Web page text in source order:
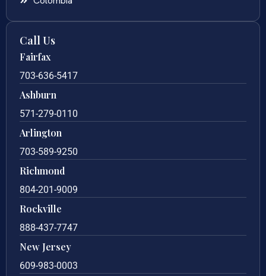
Call Us
Fairfax
703-636-5417
Ashburn
571-279-0110
Arlington
703-589-9250
Richmond
804-201-9009
Rockville
888-437-7747
New Jersey
609-983-0003